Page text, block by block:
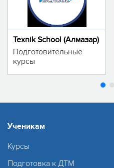
Texnik School (Алмазар)
Подготовительные
курсы
Ученикам
Курсы
Подготовка к ДТМ